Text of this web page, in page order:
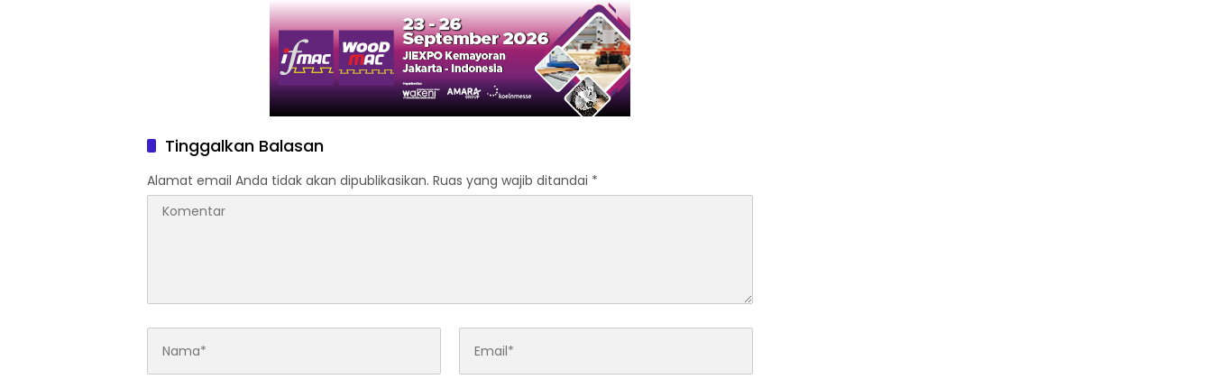
Tinggalkan Balasan
Alamat email Anda tidak akan dipublikasikan. Ruas yang wajib ditandai *